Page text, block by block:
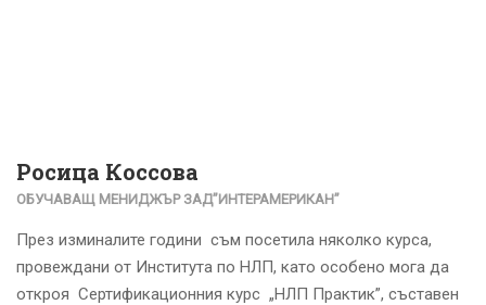
Росица Коссова
ОБУЧАВАЩ МЕНИДЖЪР ЗАД”ИНТЕРАМЕРИКАН”
През изминалите години съм посетила няколко курса,
провеждани от Института по НЛП, като особено мога да
откроя Сертификационния курс „НЛП Практик”, съставен